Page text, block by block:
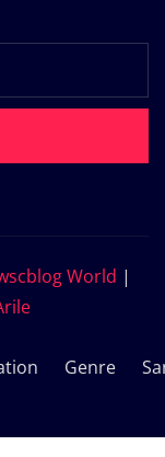
World |
Genre